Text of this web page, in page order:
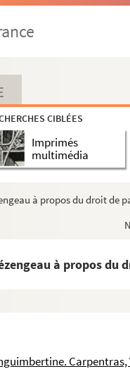
CIBLÉES
Imprimés
multimédia
à propos du droit de
à propos du
Carpentras,
Joseph Eysséric
inventions
concernant les
de la Tour par César
Pons et autres
Fabre
de-Venise
Labourier, premier
d’Inguimbert, évêque de
Comtat Venaissin